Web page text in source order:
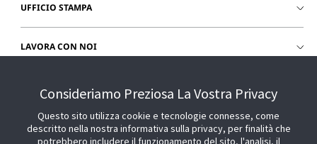
UFFICIO STAMPA
LAVORA CON NOI
Consideriamo Preziosa La Vostra Privacy
Questo sito utilizza cookie e tecnologie connesse, come
descritto nella nostra informativa sulla privacy, per finalità che
potrebbero includere il funzionamento del sito, l'analisi, il